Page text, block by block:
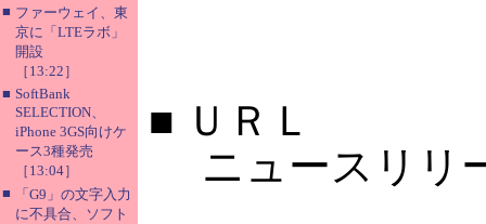
■ ファーウェイ、東
京に「LTEラボ」
開設
［13:22］
■ SoftBank
SELECTION、
iPhone 3GS向けケ
ース3種発売
［13:04］
■
「G9」の文字入力
に不具合、ソフト
■ ＵＲＬ
ニュースリリ